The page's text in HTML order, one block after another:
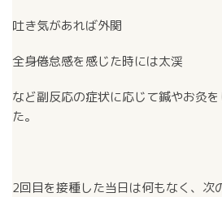
吐き気があれば外関
全身倦怠感を感じた時には太渓
など副反応の症状に応じて鍼やお灸
た。
2回目を接種した当日は何もなく、次